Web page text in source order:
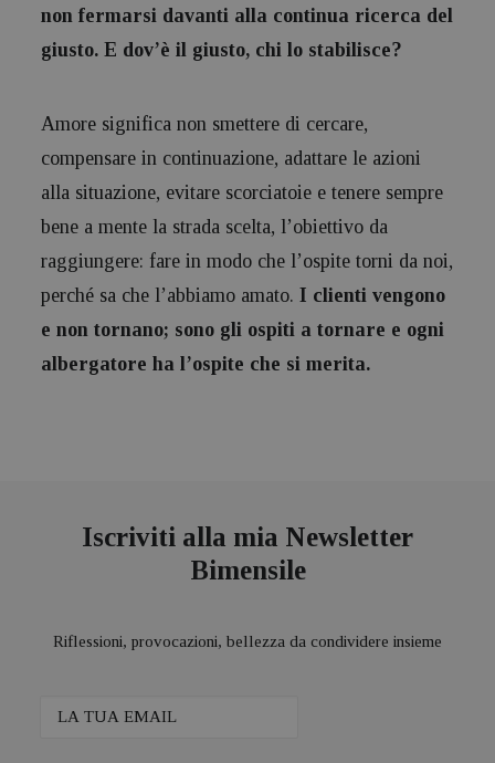
non fermarsi davanti alla continua ricerca del
giusto. E dov’è il giusto, chi lo stabilisce?
Amore significa non smettere di cercare,
compensare in continuazione, adattare le azioni
alla situazione, evitare scorciatoie e tenere sempre
bene a mente la strada scelta, l’obiettivo da
raggiungere: fare in modo che l’ospite torni da noi,
perché sa che l’abbiamo amato. I clienti vengono
e non tornano; sono gli ospiti a tornare e ogni
albergatore ha l’ospite che si merita.
Iscriviti alla mia Newsletter
Bimensile
Riflessioni, provocazioni, bellezza da condividere insieme